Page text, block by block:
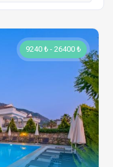
9240 ₺ - 26400 ₺